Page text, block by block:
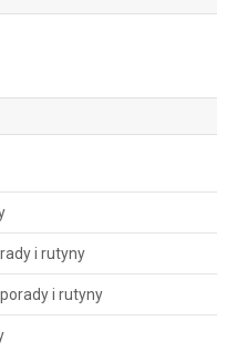
i rutyny
i rutyny